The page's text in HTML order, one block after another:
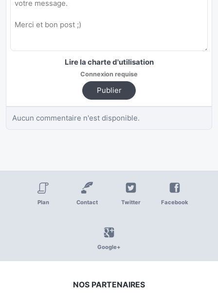
Lire la charte d'utilisation
Connexion requise
Publier
Aucun commentaire n'est disponible.
Plan Contact Twitter Facebook
Google+
NOS PARTENAIRES